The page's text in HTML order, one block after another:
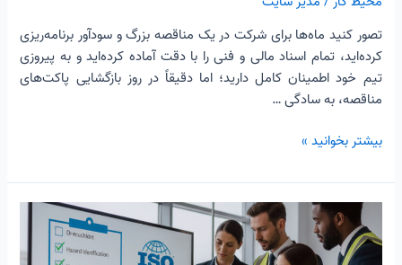
تصور کنید ماه‌ها برای شرکت در یک مناقصه بزرگ و سودآور برنامه‌ریزی
کرده‌اید، تمام اسناد مالی و فنی را با دقت آماده کرده‌اید و به پیروزی
تیم خود اطمینان کامل دارید؛ اما دقیقاً در روز بازگشایی پاکت‌های
مناقصه، به سادگی …
بیشتر بخوانید »
پیاده
سازی